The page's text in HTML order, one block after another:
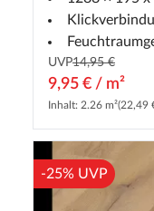
UVP14,95 €
9,95 € / m²
Inhalt: 2.26 m²(22,49
-25% UVP